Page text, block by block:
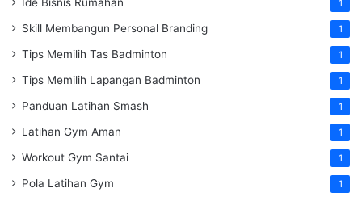
1
Skill Membangun Personal Branding 1
Tips Memilih Tas Badminton 1
Tips Memilih Lapangan Badminton 1
Panduan Latihan Smash 1
Latihan Gym Aman 1
Workout Gym Santai 1
Pola Latihan Gym 1